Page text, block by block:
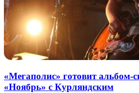
«Мегаполис» готовит альбом-
«Ноябрь» с Курляндским